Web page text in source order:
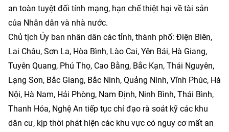
an toàn tuyệt đối tính mạng, hạn chế thiệt hại về tài sản
của Nhân dân và nhà nước.
Chủ tịch Ủy ban nhân dân các tỉnh, thành phố: Điện Biên,
Lai Châu, Sơn La, Hòa Bình, Lào Cai, Yên Bái, Hà Giang,
Tuyên Quang, Phú Thọ, Cao Bằng, Bắc Kạn, Thái Nguyên,
Lạng Sơn, Bắc Giang, Bắc Ninh, Quảng Ninh, Vĩnh Phúc, Hà
Nội, Hà Nam, Hải Phòng, Nam Định, Ninh Bình, Thái Bình,
Thanh Hóa, Nghệ An tiếp tục chỉ đạo rà soát kỹ các khu
dân cư, kịp thời phát hiện các khu vực có nguy cơ mất an